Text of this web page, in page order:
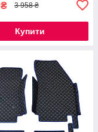
₴ 3 958 ₴
Купити